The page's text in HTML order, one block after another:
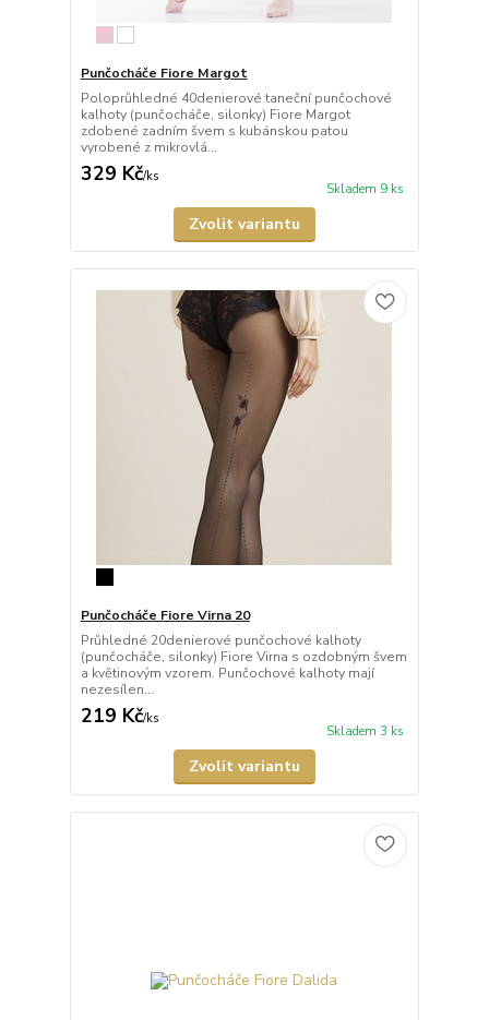
Punčocháče Fiore Margot
Poloprůhledné 40denierové taneční punčochové
kalhoty (punčocháče, silonky) Fiore Margot
zdobené zadním švem s kubánskou patou
vyrobené z mikrovlá...
329 Kč/ks
Skladem 9 ks
Zvolit variantu
Punčocháče Fiore Virna 20
Průhledné 20denierové punčochové kalhoty
(punčocháče, silonky) Fiore Virna s ozdobným švem
a květinovým vzorem. Punčochové kalhoty mají
nezesílen...
219 Kč/ks
Skladem 3 ks
Zvolit variantu